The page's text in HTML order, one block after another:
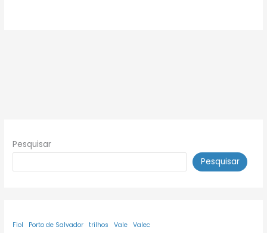
Pesquisar
Pesquisar
Fiol Porto de Salvador trilhos Vale Valec